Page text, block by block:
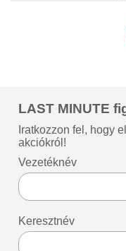
LAST MINUTE
Iratkozzon fel, hogy
akciókról!
Vezetéknév
Keresztnév